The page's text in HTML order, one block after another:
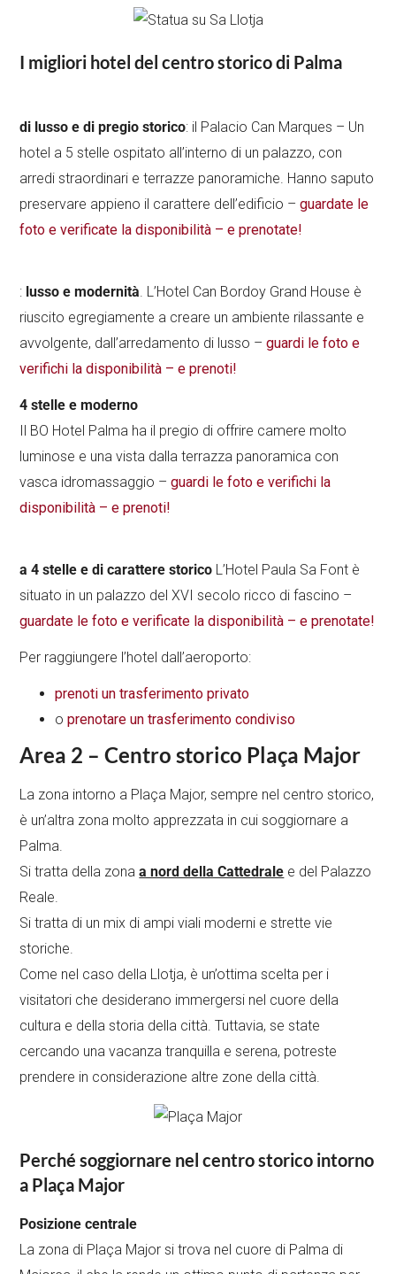
I migliori hotel del centro storico di Palma
di lusso e di pregio storico: il Palacio Can Marques – Un
hotel a 5 stelle ospitato all’interno di un palazzo, con
arredi straordinari e terrazze panoramiche. Hanno saputo
preservare appieno il carattere dell’edificio –guardate le
foto e verificate la disponibilità – e prenotate!
: lusso e modernità. L’Hotel Can Bordoy Grand House è
riuscito egregiamente a creare un ambiente rilassante e
avvolgente, dall’arredamento di lusso –guardi le foto e
verifichi la disponibilità – e prenoti!
4 stelle e moderno
Il BO Hotel Palma ha il pregio di offrire camere molto
luminose e una vista dalla terrazza panoramica con
vasca idromassaggio –guardi le foto e verifichi la
disponibilità – e prenoti!
a 4 stelle e di carattere storico L’Hotel Paula Sa Font è
situato in un palazzo del XVI secolo ricco di fascino –
guardate le foto e verificate la disponibilità – e prenotate!
Per raggiungere l’hotel dall’aeroporto:
prenoti un trasferimento privato
oprenotare un trasferimento condiviso
Area 2 – Centro storico Plaça Major
La zona intorno a Plaça Major, sempre nel centro storico,
è un’altra zona molto apprezzata in cui soggiornare a
Palma.
Si tratta della zonaa nord della Cattedrale e del Palazzo
Reale.
Si tratta di un mix di ampi viali moderni e strette vie
storiche.
Come nel caso della Llotja, è un’ottima scelta per i
visitatori che desiderano immergersi nel cuore della
cultura e della storia della città. Tuttavia, se state
cercando una vacanza tranquilla e serena, potreste
prendere in considerazione altre zone della città.
Perché soggiornare nel centro storico intorno
a Plaça Major
Posizione centrale
La zona di Plaça Major si trova nel cuore di Palma di